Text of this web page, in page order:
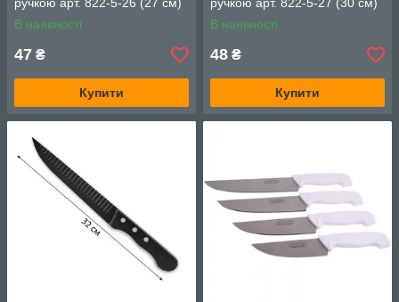
В наявності
47 ₴
Купити
В наявності
48 ₴
Купити